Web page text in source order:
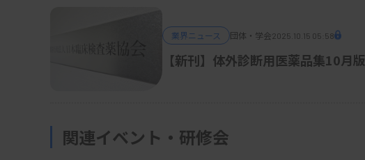
業界ニュース 団体・学会2025.10.15 05:58
【新刊】体外診断用医薬品集10月版
関連イベント・研修会